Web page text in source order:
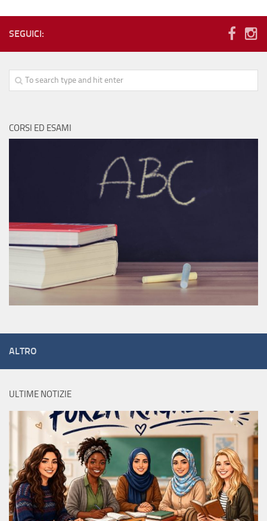
SEGUICI:
CORSI ED ESAMI
ALTRO
ULTIME NOTIZIE